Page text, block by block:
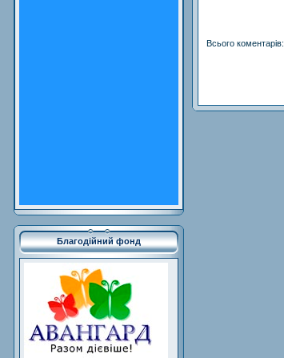
Благодійний фонд
Всього коментарів: